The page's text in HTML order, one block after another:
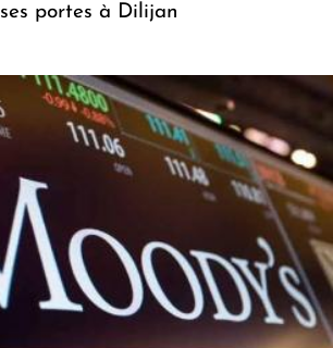
ses portes à Dilijan